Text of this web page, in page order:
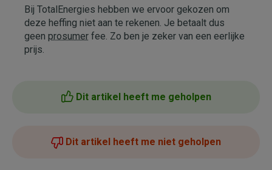
Bij TotalEnergies hebben we ervoor gekozen om
deze heffing niet aan te rekenen. Je betaalt dus
geen prosumer fee. Zo ben je zeker van een eerlijke
prijs.
Dit artikel heeft me geholpen
Dit artikel heeft me niet geholpen